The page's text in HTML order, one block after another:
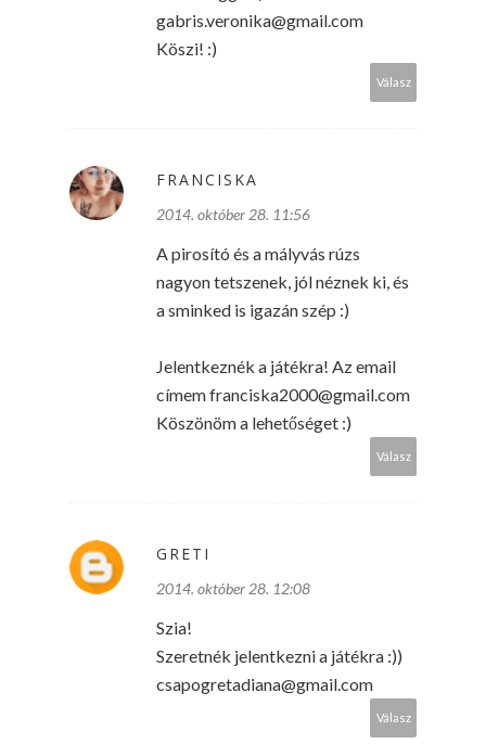
gabris.veronika@gmail.com
Köszi! :)
Válasz
FRANCISKA
2014. október 28. 11:56
A pirosító és a mályvás rúzs
nagyon tetszenek, jól néznek ki, és
a sminked is igazán szép :)
Jelentkeznék a játékra! Az email
címem franciska2000@gmail.com
Köszönöm a lehetőséget :)
Válasz
GRETI
2014. október 28. 12:08
Szia!
Szeretnék jelentkezni a játékra :))
csapogretadiana@gmail.com
Válasz